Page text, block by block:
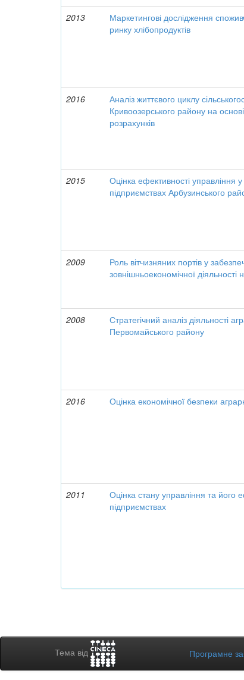
2013
Маркетингові дослідження
ринку хлібопродуктів
2016
Аналіз життєвого циклу
Кривоозерського району на
розрахунків
2015
Оцінка ефективності управління
підприємствах Арбузинського
2009
Роль вітчизняних портів у
зовнішньоекономічної
2008
Стратегічний аналіз діяльності
Первомайського району
2016
Оцінка економічної безпеки
2011
Оцінка стану управління та його
підприємствах
Тема від Програмне